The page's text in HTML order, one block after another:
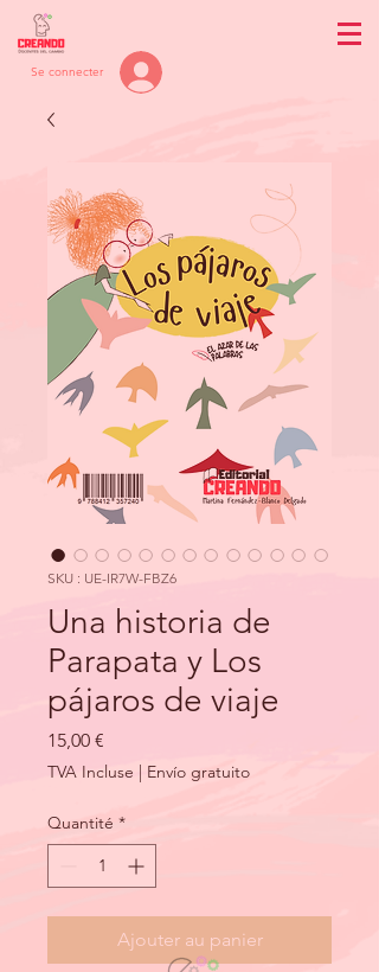
Se connecter
SKU : UE-IR7W-FBZ6
Una historia de
Parapata y Los
pájaros de viaje
15,00 €
TVA Incluse | Envío gratuito
Quantité *
Ajouter au panier